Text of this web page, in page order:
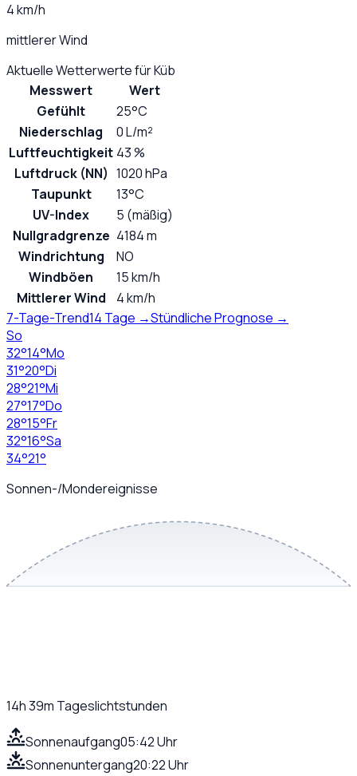
4 km/h
mittlerer Wind
Aktuelle Wetterwerte fürKüb
Messwert
Wert
Gefühlt
25°C
Niederschlag
0 L/m²
Luftfeuchtigkeit 43 %
Luftdruck (NN) 1020 hPa
Taupunkt
13°C
UV-Index
5 (mäßig)
Nullgradgrenze 4184 m
Windrichtung
NO
Windböen
15 km/h
Mittlerer Wind
4 km/h
7-Tage-Trend14 Tage →Stündliche Prognose →
So
32°14°Mo
31°20°Di
28°21°Mi
27°17°Do
28°15°Fr
32°16°Sa
34°21°
Sonnen-/Mondereignisse
14h 39m Tageslichtstunden
Sonnenaufgang05:42 Uhr
Sonnenuntergang20:22 Uhr